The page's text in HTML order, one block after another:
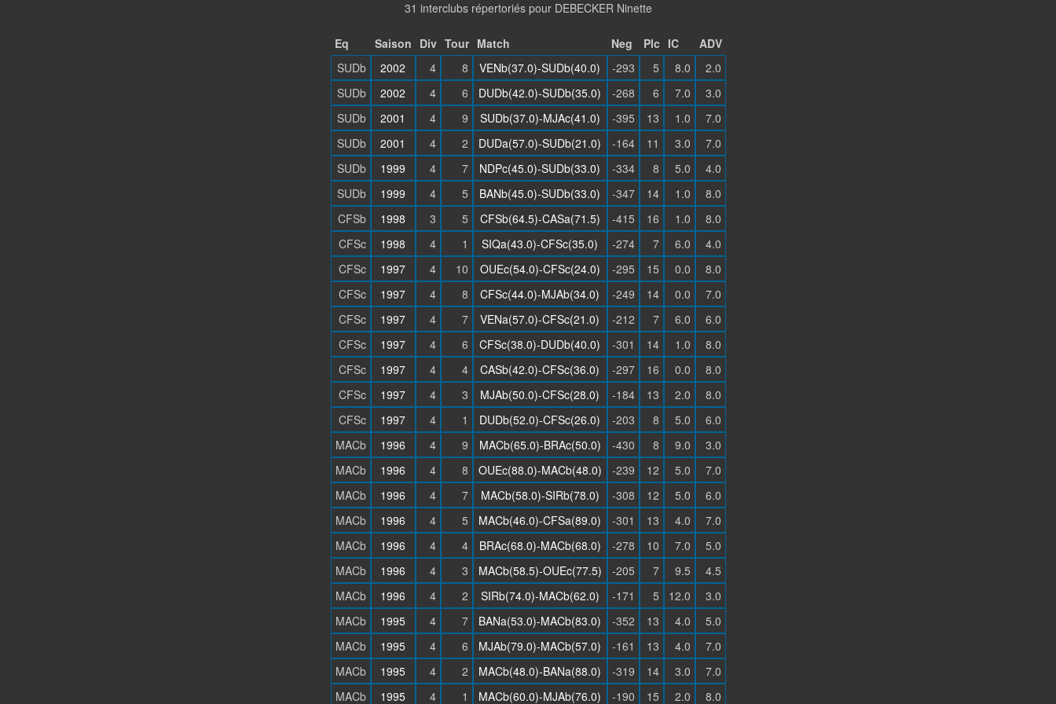
31 interclubs répertoriés pour DEBECKER Ninette
Eq Saison Div Tour Match Neg Plc IC
ADV
SUDb
2002 4 8 VENb(37.0)-SUDb(40.0) -293 5 8.0
2.0
SUDb
2002 4 6 DUDb(42.0)-SUDb(35.0) -268 6 7.0
3.0
SUDb
2001 4 9 SUDb(37.0)-MJAc(41.0) -395 13 1.0
7.0
SUDb
2001 4 2 DUDa(57.0)-SUDb(21.0) -164 11 3.0
7.0
SUDb
1999 4 7 NDPc(45.0)-SUDb(33.0) -334 8 5.0
4.0
SUDb
1999 4 5 BANb(45.0)-SUDb(33.0) -347 14 1.0
8.0
CFSb
1998 3 5 CFSb(64.5)-CASa(71.5) -415 16 1.0
8.0
CFSc
1998 4 1 SIQa(43.0)-CFSc(35.0) -274 7 6.0
4.0
CFSc
1997 4 10 OUEc(54.0)-CFSc(24.0) -295 15 0.0
8.0
CFSc
1997 4 8 CFSc(44.0)-MJAb(34.0) -249 14 0.0
7.0
CFSc
1997 4 7 VENa(57.0)-CFSc(21.0) -212 7 6.0
6.0
CFSc
1997 4 6 CFSc(38.0)-DUDb(40.0) -301 14 1.0
8.0
CFSc
1997 4 4 CASb(42.0)-CFSc(36.0) -297 16 0.0
8.0
CFSc
1997 4 3 MJAb(50.0)-CFSc(28.0) -184 13 2.0
8.0
CFSc
1997 4 1 DUDb(52.0)-CFSc(26.0) -203 8 5.0
6.0
MACb
1996 4 9 MACb(65.0)-BRAc(50.0) -430 8 9.0
3.0
MACb
1996 4 8 OUEc(88.0)-MACb(48.0) -239 12 5.0
7.0
MACb
1996 4 7 MACb(58.0)-SIRb(78.0) -308 12 5.0
6.0
MACb
1996 4 5 MACb(46.0)-CFSa(89.0) -301 13 4.0
7.0
MACb
1996 4 4 BRAc(68.0)-MACb(68.0) -278 10 7.0
5.0
MACb
1996 4 3 MACb(58.5)-OUEc(77.5) -205 7 9.5
4.5
MACb
1996 4 2 SIRb(74.0)-MACb(62.0) -171 5 12.0
3.0
MACb
1995 4 7 BANa(53.0)-MACb(83.0) -352 13 4.0
5.0
MACb
1995 4 6 MJAb(79.0)-MACb(57.0) -161 13 4.0
7.0
MACb
1995 4 2 MACb(48.0)-BANa(88.0) -319 14 3.0
7.0
MACb
1995 4 1 MACb(60.0)-MJAb(76.0) -190 15 2.0 8.0